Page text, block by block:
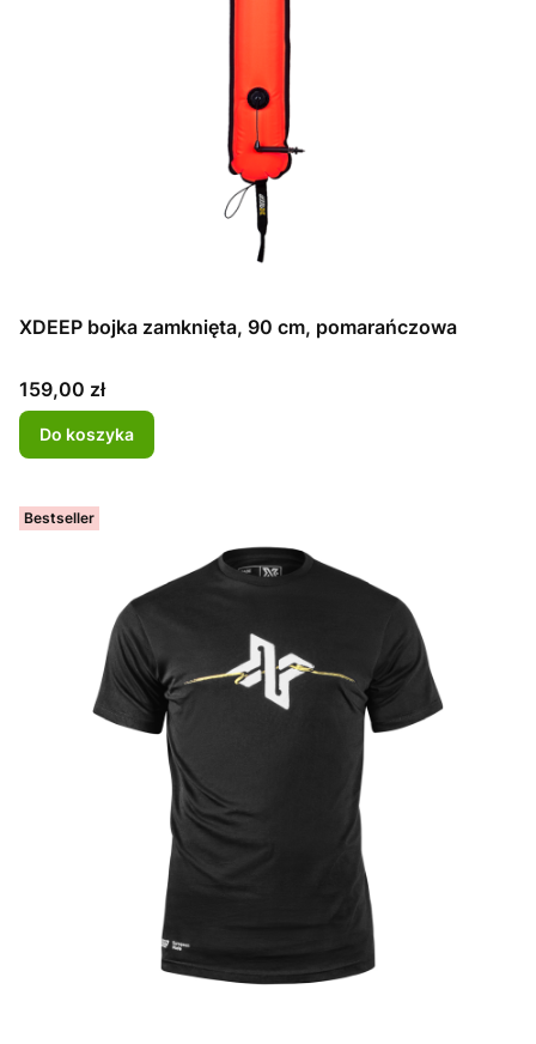
XDEEP bojka zamknięta, 90 cm, pomarańczowa
Cena
159,00 zł
Do koszyka
Bestseller